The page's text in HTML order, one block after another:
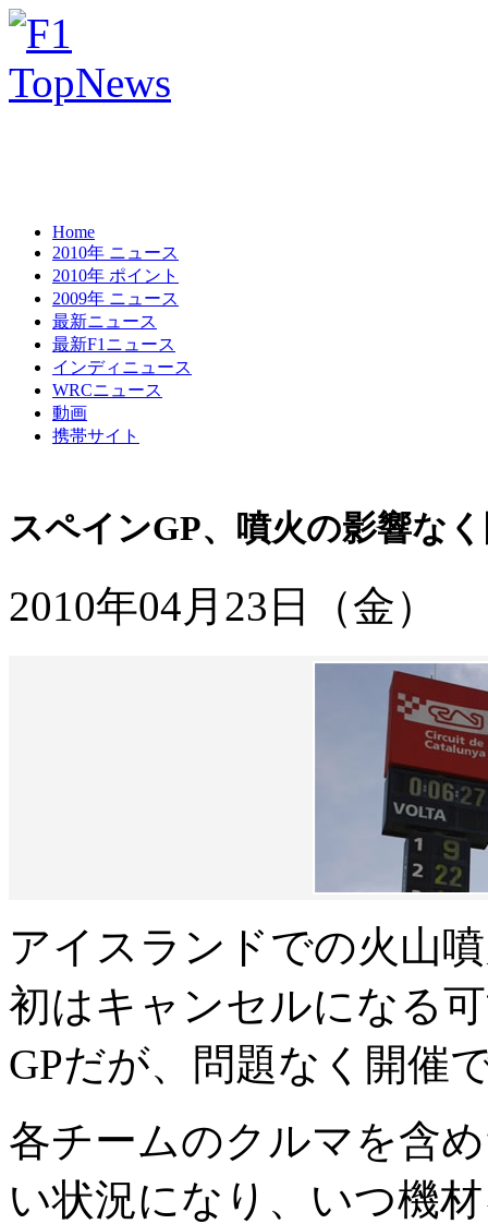
Home
2010年 ニュース
2010年 ポイント
2009年 ニュース
最新ニュース
最新F1ニュース
インディニュース
WRCニュース
動画
携帯サイト
スペインGP、噴火の影響な
2010年04月23日（金）
アイスランドでの火山
初はキャンセルになる
GPだが、問題なく開催
各チームのクルマを含
い状況になり、いつ機